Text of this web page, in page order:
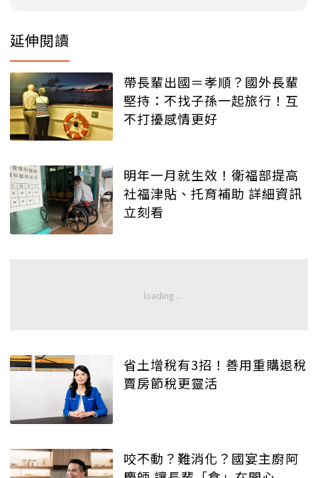
延伸閱讀
帶長輩出國＝孝順？國外長輩
堅持：不找子孫一起旅行！互
不打擾感情更好
明年一月就生效！衛福部提高
社福津貼、托育補助 詳細資訊
立刻看
省土增稅有3招！善用重購退稅
賣房節稅更靈活
咬不動？難消化？國宴主廚阿